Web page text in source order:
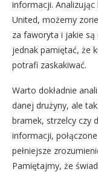
informacji.
United, możemy
za faworyta i jakie są
jednak pamiętać, że
potrafi zaskakiwać.
Warto dokładnie
danej drużyny, ale
bramek, strzelcy czy
informacji,
pełniejsze
Pamiętajmy, że